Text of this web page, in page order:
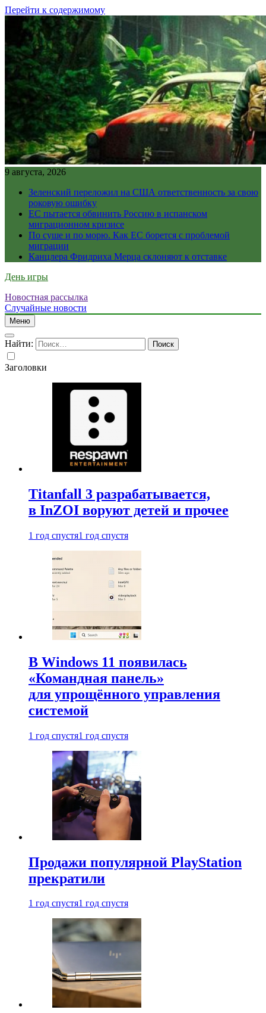
Перейти к содержимому
9 августа, 2026
Зеленский переложил на США ответственность за свою
роковую ошибку
ЕС пытается обвинить Россию в испанском
миграционном кризисе
По суше и по морю. Как ЕС борется с проблемой
миграции
Канцлера Фридриха Мерца склоняют к отставке
День игры
Новостная рассылка
Случайные новости
Меню
Найти:
Заголовки
Titanfall 3 разрабатывается,
в InZOI воруют детей и прочее
1 год спустя1 год спустя
В Windows 11 появилась
«Командная панель»
для упрощённого управления
системой
1 год спустя1 год спустя
Продажи популярной PlayStation
прекратили
1 год спустя1 год спустя